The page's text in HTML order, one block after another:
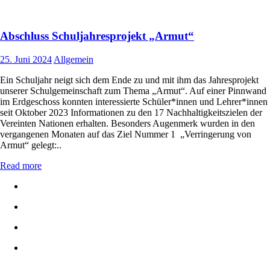
Abschluss Schuljahresprojekt „Armut“
25. Juni 2024 Allgemein
Ein Schuljahr neigt sich dem Ende zu und mit ihm das Jahresprojekt
unserer Schulgemeinschaft zum Thema „Armut“. Auf einer Pinnwand
im Erdgeschoss konnten interessierte Schüler*innen und Lehrer*innen
seit Oktober 2023 Informationen zu den 17 Nachhaltigkeitszielen der
Vereinten Nationen erhalten. Besonders Augenmerk wurden in den
vergangenen Monaten auf das Ziel Nummer 1 „Verringerung von
Armut“ gelegt:..
Read more